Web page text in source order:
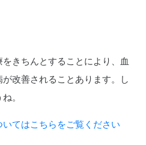
きちんとすることにより、血
改善されることあります。し
。
てはこちらをご覧ください